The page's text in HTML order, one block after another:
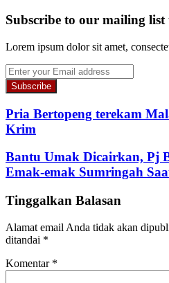
Subscribe to our mailing list
Lorem ipsum dolor sit amet,
Enter
your
Email
address
Pria Bertopeng terekam
Krim
Bantu Umak Dicairkan, Pj
Emak-emak Sumringah
Tinggalkan Balasan
Alamat email Anda tidak akan
ditandai *
Komentar *